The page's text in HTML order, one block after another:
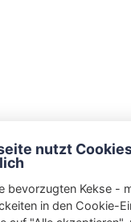
nutzt
bevorzugten Kekse -
in den Cookie-